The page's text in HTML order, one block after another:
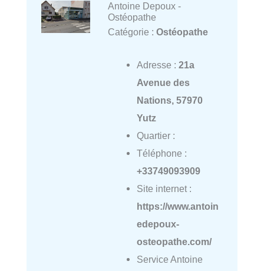
Antoine Depoux -
Ostéopathe
Catégorie : Ostéopathe
Adresse : 21a
Avenue des
Nations, 57970
Yutz
Quartier :
Téléphone :
+33749093909
Site internet :
https://www.antoin
edepoux-
osteopathe.com/
Service Antoine